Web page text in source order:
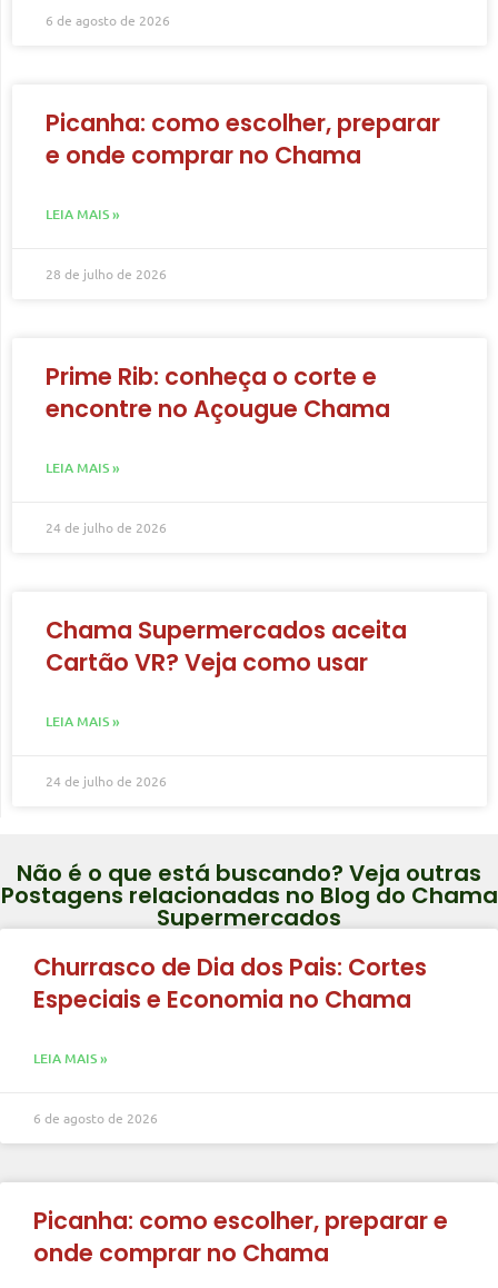
6 de agosto de 2026
Picanha: como escolher, preparar
e onde comprar no Chama
LEIA MAIS »
28 de julho de 2026
Prime Rib: conheça o corte e
encontre no Açougue Chama
LEIA MAIS »
24 de julho de 2026
Chama Supermercados aceita
Cartão VR? Veja como usar
LEIA MAIS »
24 de julho de 2026
Não é o que está buscando? Veja outras
Postagens relacionadas no Blog do Chama
Supermercados
Churrasco de Dia dos Pais: Cortes
Especiais e Economia no Chama
LEIA MAIS »
6 de agosto de 2026
Picanha: como escolher, preparar e
onde comprar no Chama